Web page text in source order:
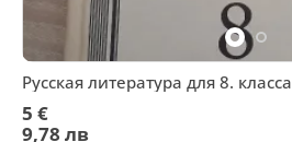
Русская литература для 8. класса
5 €
9,78 лв